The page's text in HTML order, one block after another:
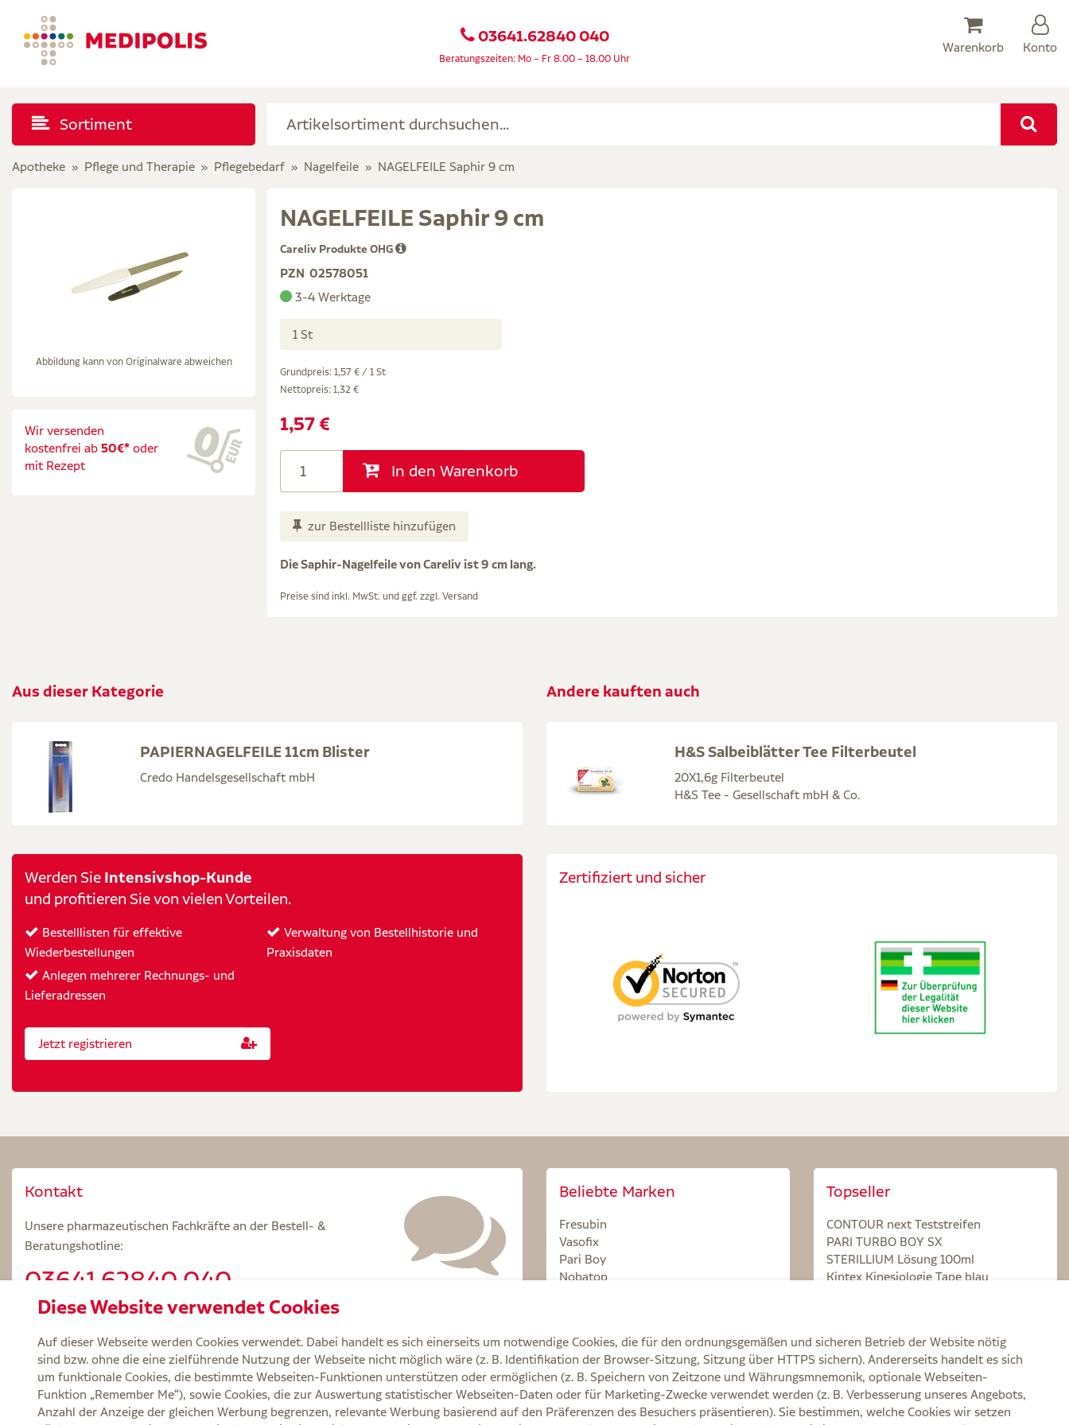
03641.62840 040
Beratungszeiten: Mo – Fr 8.00 – 18.00 Uhr
Warenkorb Konto
Sortiment
Apotheke Pflege und Therapie Pflegebedarf Nagelfeile NAGELFEILE Saphir 9 cm
Abbildung kann von Originalware abweichen
Wir versenden
kostenfrei ab 50€* oder
mit Rezept
NAGELFEILE Saphir 9 cm
Careliv Produkte OHG
PZN 02578051
3-4 Werktage
1 St
Grundpreis: 1,57 € / 1 St
Nettopreis: 1,32 €
1,57 €
In den Warenkorb
zur Bestellliste hinzufügen
Die Saphir-Nagelfeile von Careliv ist 9 cm lang.
Preise sind inkl. MwSt. und ggf. zzgl. Versand
Aus dieser Kategorie
PAPIERNAGELFEILE 11cm Blister
Credo Handelsgesellschaft mbH
Andere kauften auch
H&S Salbeiblätter Tee Filterbeutel
20X1,6g Filterbeutel
H&S Tee - Gesellschaft mbH & Co.
Werden Sie Intensivshop-Kunde
und profitieren Sie von vielen Vorteilen.
Bestelllisten für effektive
Wiederbestellungen
Anlegen mehrerer Rechnungs- und
Lieferadressen
Verwaltung von Bestellhistorie und
Praxisdaten
Jetzt registrieren
Zertifiziert und sicher
Kontakt
Unsere pharmazeutischen Fachkräfte an der Bestell- &
Beratungshotline:
03641.62840 040
Beratungszeiten: Mo – Fr 8.00 – 18.00 Uhr
Beliebte Marken
Fresubin
Vasofix
Pari Boy
Nobatop
Topseller
CONTOUR next Teststreifen
PARI TURBO BOY SX
STERILLIUM Lösung 100ml
Kintex Kinesiologie Tape blau
Service Versand und Lieferzeit Kontakt FAQ AGB Cookie-Einstellungen Datenschutz Erklärung zur Barrierefreiheit Widerruf Impressum
Diese Website verwendet Cookies
Auf dieser Webseite werden Cookies verwendet. Dabei handelt es sich einerseits um notwendige Cookies, die für den ordnungsgemäßen und sicheren Betrieb der Website nötig
sind bzw. ohne die eine zielführende Nutzung der Webseite nicht möglich wäre (z. B. Identifikation der Browser-Sitzung, Sitzung über HTTPS sichern). Andererseits handelt es sich
um funktionale Cookies, die bestimmte Webseiten-Funktionen unterstützen oder ermöglichen (z. B. Speichern von Zeitzone und Währungsmnemonik, optionale Webseiten-
Funktion „Remember Me“), sowie Cookies, die zur Auswertung statistischer Webseiten-Daten oder für Marketing-Zwecke verwendet werden (z. B. Verbesserung unseres Angebots,
Anzahl der Anzeige der gleichen Werbung begrenzen, relevante Werbung basierend auf den Präferenzen des Besuchers präsentieren). Sie bestimmen, welche Cookies wir setzen